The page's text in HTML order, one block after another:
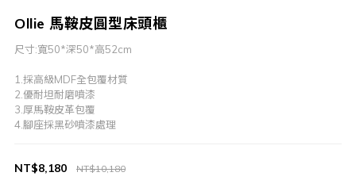
Ollie 馬鞍皮圓型床頭櫃
尺寸:寬50*深50*高52cm
1.採高級MDF全包覆材質
2.優耐坦耐磨噴漆
3.厚馬鞍皮革包覆
4.腳座採黑砂噴漆處理
NT$10,180
NT$8,180